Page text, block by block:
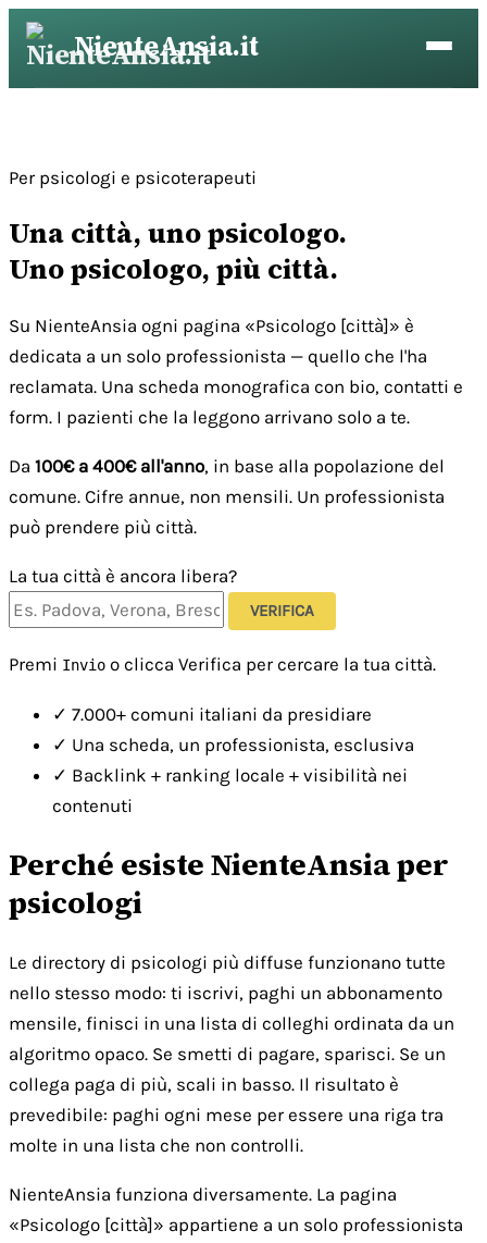
Vai
contenuto
NienteAnsia.it
Per psicologi e psicoterapeuti
Una città, uno psicologo.
Uno psicologo, più città.
Su NienteAnsia ogni pagina «Psicologo [città]» è
dedicata a un solo professionista — quello che l'ha
reclamata. Una scheda monografica con bio, contatti e
form. I pazienti che la leggono arrivano solo a te.
Da 100€ a 400€ all'anno, in base alla popolazione del
comune. Cifre annue, non mensili. Un professionista
può prendere più città.
La tua città è ancora libera?
VERIFICA
Premi Invio o clicca Verifica per cercare la tua città.
✓ 7.000+ comuni italiani da presidiare
✓ Una scheda, un professionista, esclusiva
✓ Backlink + ranking locale + visibilità nei
contenuti
Perché esiste NienteAnsia per
psicologi
Le directory di psicologi più diffuse funzionano tutte
nello stesso modo: ti iscrivi, paghi un abbonamento
mensile, finisci in una lista di colleghi ordinata da un
algoritmo opaco. Se smetti di pagare, sparisci. Se un
collega paga di più, scali in basso. Il risultato è
prevedibile: paghi ogni mese per essere una riga tra
molte in una lista che non controlli.
NienteAnsia funziona diversamente. La pagina
«Psicologo [città]» appartiene a un solo professionista